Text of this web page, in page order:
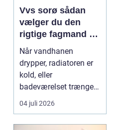
Vvs sorø sådan
vælger du den
rigtige fagmand til
vand, varme og
energi
Når vandhanen
drypper, radiatoren er
kold, eller
badeværelset trænger
til en gennemgribende
renoveri...
04 juli 2026